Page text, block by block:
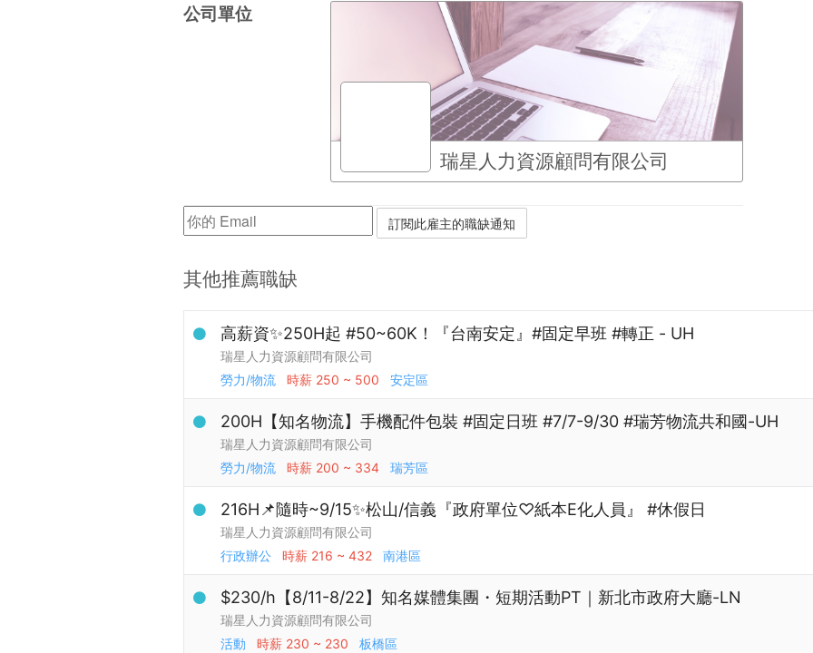
公司單位
瑞星人力資源顧問有限公司
其他推薦職缺
高薪資✨250H起 #50~60K！『台南安定』#固定早班 #轉正 - UH
瑞星人力資源顧問有限公司
勞力/物流
時薪 250 ~ 500 安定區
200H【知名物流】手機配件包裝 #固定日班 #7/7-9/30 #瑞芳物流共和國-UH
瑞星人力資源顧問有限公司
勞力/物流
時薪 200 ~ 334 瑞芳區
216H📌隨時~9/15✨松山/信義『政府單位♡紙本E化人員』 #休假日
瑞星人力資源顧問有限公司
行政辦公
時薪 216 ~ 432 南港區
$230/h【8/11-8/22】知名媒體集團・短期活動PT｜新北市政府大廳-LN
瑞星人力資源顧問有限公司
活動
時薪 230 ~ 230 板橋區